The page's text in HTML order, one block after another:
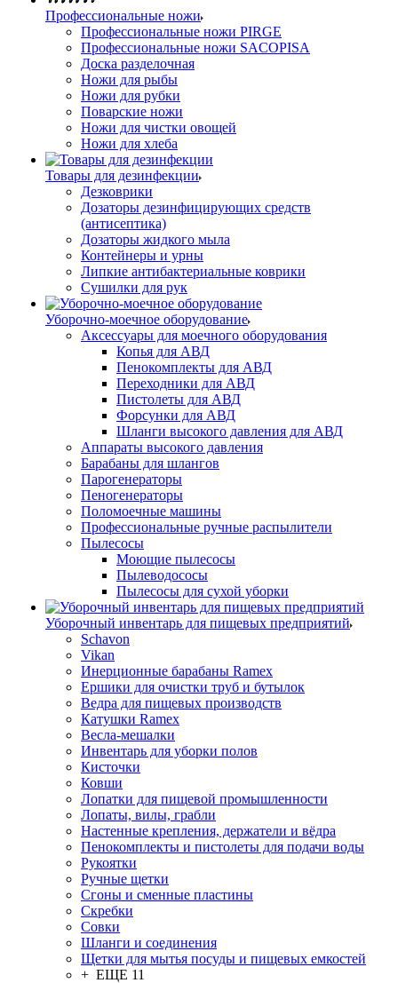
Профессиональные ножи
Профессиональные ножи PIRGE
Профессиональные ножи SACOPISA
Доска разделочная
Ножи для рыбы
Ножи для рубки
Поварские ножи
Ножи для чистки овощей
Ножи для хлеба
Товары для дезинфекции
Дезковрики
Дозаторы дезинфицирующих средств
(антисептика)
Дозаторы жидкого мыла
Контейнеры и урны
Липкие антибактериальные коврики
Сушилки для рук
Уборочно-моечное оборудование
Аксессуары для моечного оборудования
Копья для АВД
Пенокомплекты для АВД
Переходники для АВД
Пистолеты для АВД
Форсунки для АВД
Шланги высокого давления для АВД
Аппараты высокого давления
Барабаны для шлангов
Парогенераторы
Пеногенераторы
Поломоечные машины
Профессиональные ручные распылители
Пылесосы
Моющие пылесосы
Пылеводососы
Пылесосы для сухой уборки
Уборочный инвентарь для пищевых предприятий
Schavon
Vikan
Инерционные барабаны Ramex
Ершики для очистки труб и бутылок
Ведра для пищевых производств
Катушки Ramex
Весла-мешалки
Инвентарь для уборки полов
Кисточки
Ковши
Лопатки для пищевой промышленности
Лопаты, вилы, грабли
Настенные крепления, держатели и вёдра
Пенокомплекты и пистолеты для подачи воды
Рукоятки
Ручные щетки
Сгоны и сменные пластины
Скребки
Совки
Шланги и соединения
Щетки для мытья посуды и пищевых емкостей
+ ЕЩЕ 11